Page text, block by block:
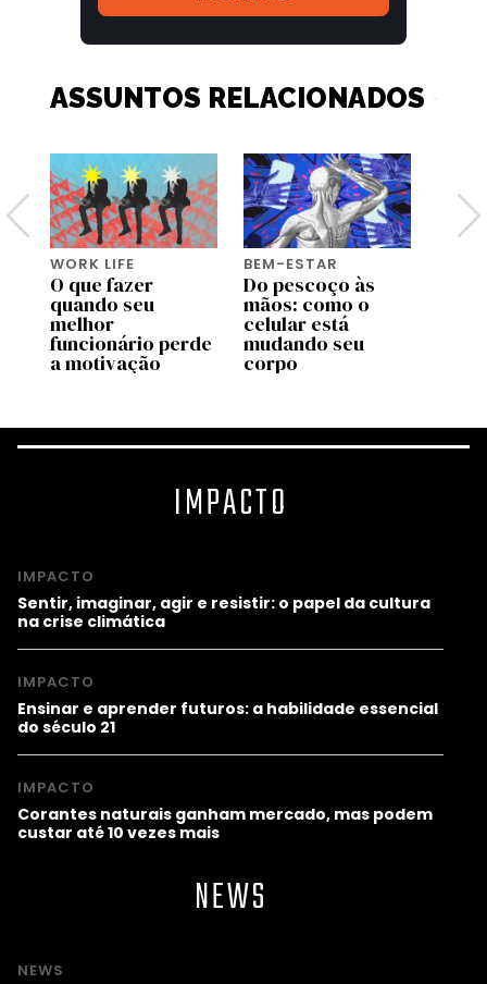
ASSUNTOS RELACIONADOS
WORK LIFE
O que fazer
quando seu
melhor
funcionário perde
a motivação
BEM-ESTAR
Do pescoço às
mãos: como o
celular está
mudando seu
corpo
IMPACTO
IMPACTO
Sentir, imaginar, agir e resistir: o papel da cultura
na crise climática
IMPACTO
Ensinar e aprender futuros: a habilidade essencial
do século 21
IMPACTO
Corantes naturais ganham mercado, mas podem
custar até 10 vezes mais
NEWS
NEWS